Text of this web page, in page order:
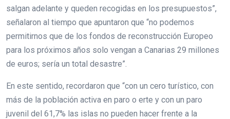
salgan adelante y queden recogidas en los presupuestos”,
señalaron al tiempo que apuntaron que “no podemos
permitirnos que de los fondos de reconstrucción Europeo
para los próximos años solo vengan a Canarias 29 millones
de euros; sería un total desastre”.
En este sentido, recordaron que “con un cero turístico, con
más de la población activa en paro o erte y con un paro
juvenil del 61,7% las islas no pueden hacer frente a la